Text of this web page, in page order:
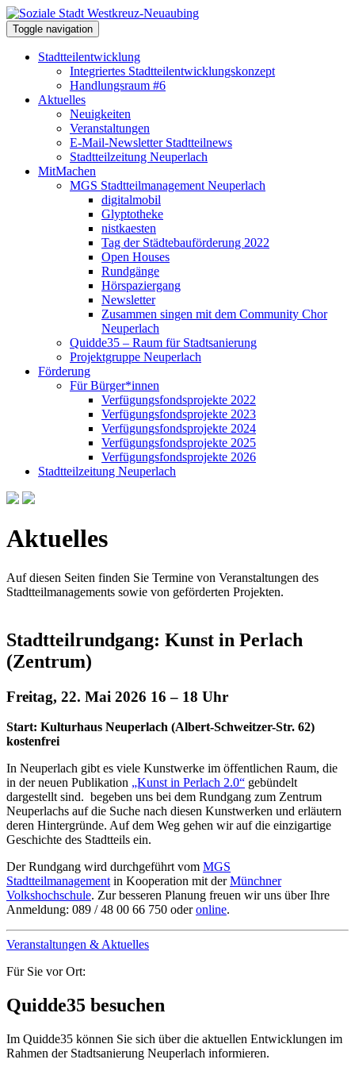
Toggle navigation
Stadtteilentwicklung
Integriertes Stadtteilentwicklungskonzept
Handlungsraum #6
Aktuelles
Neuigkeiten
Veranstaltungen
E-Mail-Newsletter Stadtteilnews
Stadtteilzeitung Neuperlach
MitMachen
MGS Stadtteilmanagement Neuperlach
digitalmobil
Glyptotheke
nistkaesten
Tag der Städtebauförderung 2022
Open Houses
Rundgänge
Hörspaziergang
Newsletter
Zusammen singen mit dem Community Chor
Neuperlach
Quidde35 – Raum für Stadtsanierung
Projektgruppe Neuperlach
Förderung
Für Bürger*innen
Verfügungsfondsprojekte 2022
Verfügungsfondsprojekte 2023
Verfügungsfondsprojekte 2024
Verfügungsfondsprojekte 2025
Verfügungsfondsprojekte 2026
Stadtteilzeitung Neuperlach
Aktuelles
Auf diesen Seiten finden Sie Termine von Veranstaltungen des
Stadtteilmanagements sowie von geförderten Projekten.
Stadtteilrundgang: Kunst in Perlach
(Zentrum)
Freitag, 22. Mai 2026 16 – 18 Uhr
Start: Kulturhaus Neuperlach (Albert-Schweitzer-Str. 62)
kostenfrei
In Neuperlach gibt es viele Kunstwerke im öffentlichen Raum, die
in der neuen Publikation „Kunst in Perlach 2.0“ gebündelt
dargestellt sind. begeben uns bei dem Rundgang zum Zentrum
Neuperlachs auf die Suche nach diesen Kunstwerken und erläutern
deren Hintergründe. Auf dem Weg gehen wir auf die einzigartige
Geschichte des Stadtteils ein.
Der Rundgang wird durchgeführt vom MGS
Stadtteilmanagementin Kooperation mit derMünchner
Volkshochschule. Zur besseren Planung freuen wir uns über Ihre
Anmeldung: 089 / 48 00 66 750 oderonline.
Veranstaltungen & Aktuelles
Für Sie vor Ort:
Quidde35 besuchen
Im Quidde35 können Sie sich über die aktuellen Entwicklungen im
Rahmen der Stadtsanierung Neuperlach informieren.